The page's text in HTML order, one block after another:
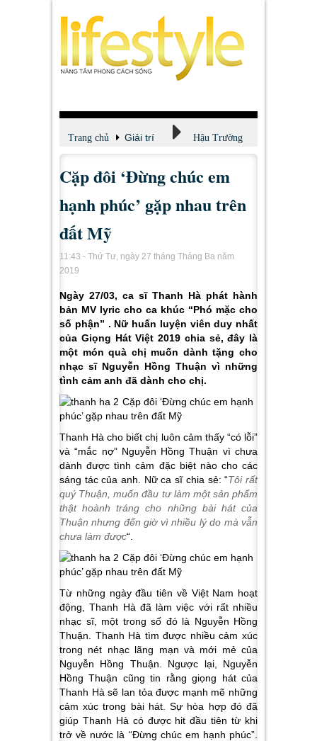
Trang chủ Giải trí Hậu Trường
Cặp đôi ‘Đừng chúc em
hạnh phúc’ gặp nhau trên
đất Mỹ
11:43 - Thứ Tư, ngày 27 tháng Tháng Ba năm
2019
Ngày 27/03, ca sĩ Thanh Hà phát hành
bản MV lyric cho ca khúc “Phó mặc cho
số phận” . Nữ huấn luyện viên duy nhất
của Giọng Hát Việt 2019 chia sẻ, đây là
một món quà chị muốn dành tặng cho
nhạc sĩ Nguyễn Hồng Thuận vì những
tình cảm anh đã dành cho chị.
Thanh Hà cho biết chị luôn cảm thấy “có lỗi”
và “mắc nợ” Nguyễn Hồng Thuận vì chưa
dành được tình cảm đặc biệt nào cho các
sáng tác của anh. Nữ ca sĩ chia sẻ: “Tôi rất
quý Thuận, muốn đầu tư làm một sản phẩm
thật hoành tráng cho những bài hát của
Thuận nhưng đến giờ vì nhiều lý do mà vẫn
chưa làm được“.
Từ những ngày đầu tiên về Việt Nam hoạt
động, Thanh Hà đã làm việc với rất nhiều
nhạc sĩ, một trong số đó là Nguyễn Hồng
Thuận. Thanh Hà tìm được nhiều cảm xúc
trong nét nhạc lãng mạn và mới mẻ của
Nguyễn Hồng Thuận. Ngược lại, Nguyễn
Hồng Thuận cũng tin rằng giọng hát của
Thanh Hà sẽ lan tỏa được mạnh mẽ những
cảm xúc trong bài hát. Sự hòa hợp đó đã
giúp Thanh Hà có được hit đầu tiên từ khi
trở về nước là “Đừng chúc em hạnh phúc”.